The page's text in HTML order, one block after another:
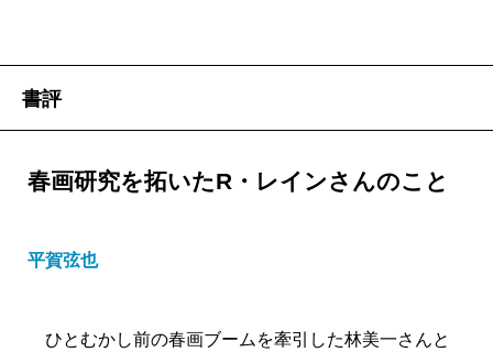
書評
春画研究を拓いたR・レインさんのこと
平賀弦也
ひとむかし前の春画ブームを牽引した林美一さんと